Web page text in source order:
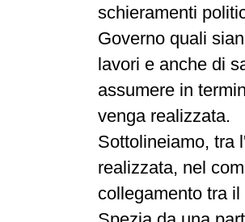
schieramenti
Governo quali
lavori e anche di
assumere in
venga realizzata.
Sottolineiamo, tra
realizzata, nel
collegamento tra